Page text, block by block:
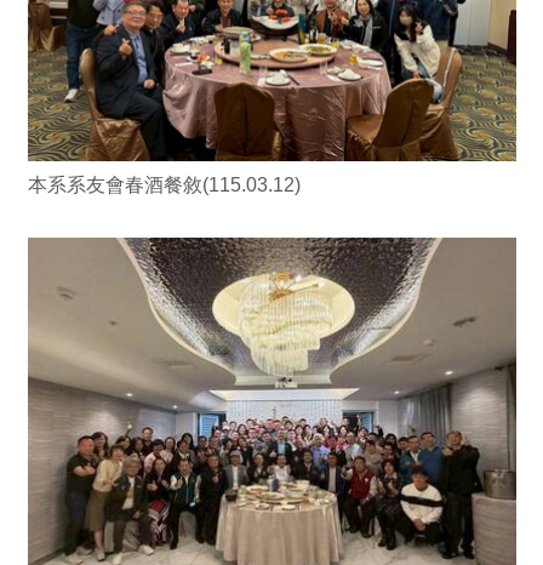
本系系友會春酒餐敘(115.03.12)